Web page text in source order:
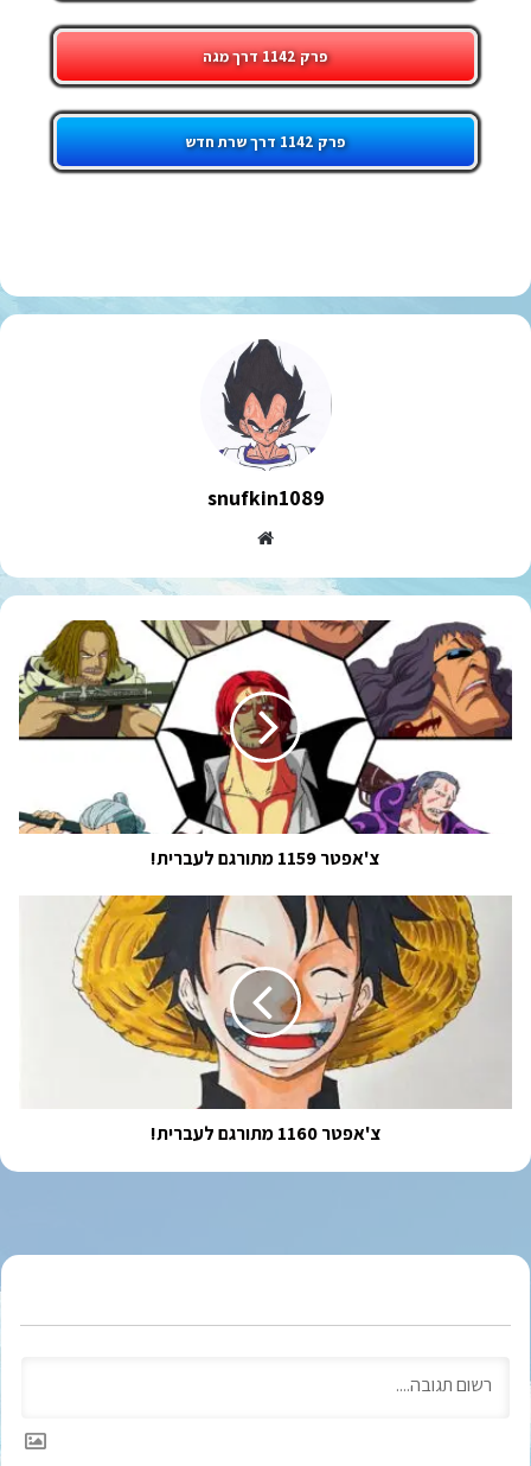
פרק 1142 דרך מגה
פרק 1142 דרך שרת חדש
snufkin1089
צ'אפטר
1159
מתורגם
לעברית!
צ'אפטר 1159 מתורגם לעברית!
צ'אפטר
1160
מתורגם
לעברית!
צ'אפטר 1160 מתורגם לעברית!